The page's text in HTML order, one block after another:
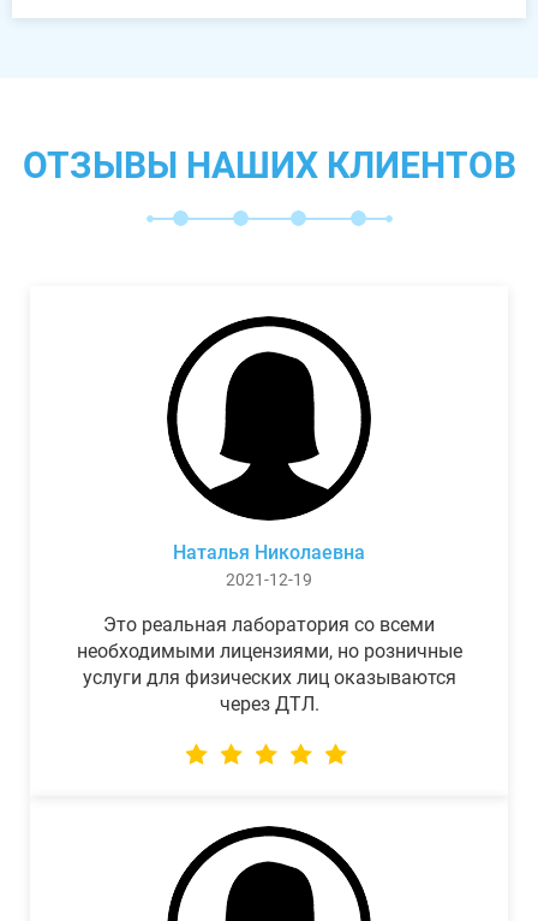
ОТЗЫВЫ НАШИХ КЛИЕНТОВ
Наталья Николаевна
2021-12-19
Это реальная лаборатория со всеми
необходимыми лицензиями, но розничные
услуги для физических лиц оказываются
через ДТЛ.